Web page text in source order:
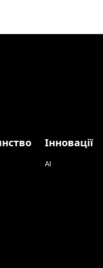
Інновації
AI